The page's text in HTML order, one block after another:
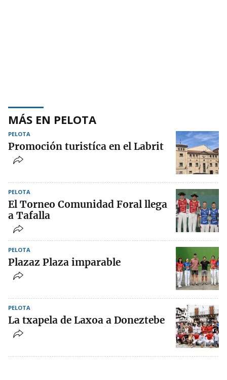
MÁS EN PELOTA
PELOTA
Promoción turistíca en el Labrit
PELOTA
El Torneo Comunidad Foral llega
a Tafalla
PELOTA
Plazaz Plaza imparable
PELOTA
La txapela de Laxoa a Doneztebe